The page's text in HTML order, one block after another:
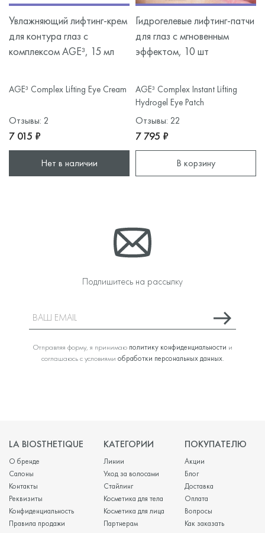
Увлажняющий лифтинг-крем
для контура глаз с
комплексом AGE³, 15 мл
AGE³ Complex Lifting Eye Cream
Отзывы: 2
7 015 ₽
Нет в наличии
Гидрогелевые лифтинг-патчи
для глаз с мгновенным
эффектом, 10 шт
AGE³ Complex Instant Lifting
Hydrogel Eye Patch
Отзывы: 22
7 795 ₽
В корзину
Подпишитесь на рассылку
Отправляя форму, я принимаю политику конфиденциальности и
соглашаюсь с условиями обработки персональных данных.
LA BIOSTHETIQUE
О бренде
Салоны
Контакты
Реквизиты
Конфиденциальность
Правила продажи
КАТЕГОРИИ
Линии
Уход за волосами
Стайлинг
Косметика для тела
Косметика для лица
Партнерам
ПОКУПАТЕЛЮ
Акции
Блог
Доставка
Оплата
Вопросы
Как заказать